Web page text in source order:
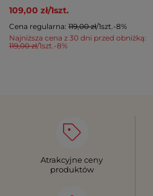
109,00 zł/1szt.
Najniższa cena z 30 dni przed obniżką:
119,00 zł/1szt.-8%
Cena regularna: 119,00 zł/1szt.-8%
Atrakcyjne ceny
produktów